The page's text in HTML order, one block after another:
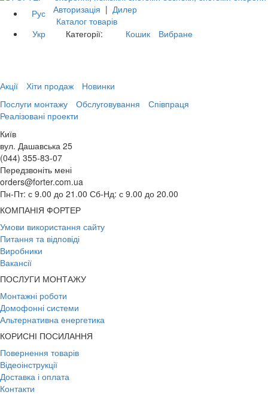
Рус
Укр
Авторизація | Дилер
Каталог товарів
Категорії:
Кошик Вибране
Акції Хіти продаж
Новинки
Послуги монтажу
Обслуговування
Співпраця
Реалізовані проекти
Київ
вул. Дашавська 25
(044) 355-83-07
Передзвоніть мені
orders@forter.com.ua
Пн-Пт: с 9.00 до 21.00 Сб-Нд: с 9.00 до 20.00
КОМПАНІЯ ФОРТЕР
Умови використання сайту
Питання та відповіді
Виробники
Вакансії
ПОСЛУГИ МОНТАЖУ
Монтажні роботи
Домофонні системи
Альтернативна енергетика
КОРИСНІ ПОСИЛАННЯ
Повернення товарів
Відеоінструкції
Доставка і оплата
Контакти